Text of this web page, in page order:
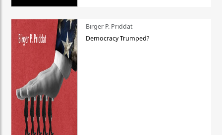
Birger P. Priddat
Democracy Trumped?